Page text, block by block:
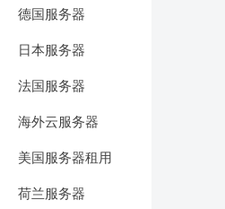
德国服务器
日本服务器
法国服务器
海外云服务器
美国服务器租用
荷兰服务器